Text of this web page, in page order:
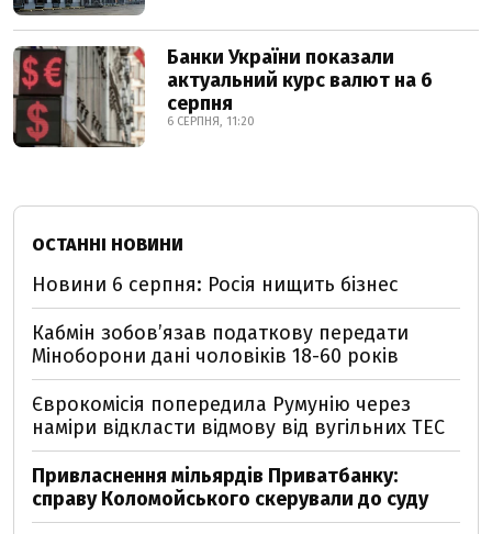
Банки України показали
актуальний курс валют на 6
серпня
6 СЕРПНЯ, 11:20
ОСТАННІ НОВИНИ
Новини 6 серпня: Росія нищить бізнес
Кабмін зобовʼязав податкову передати
Міноборони дані чоловіків 18-60 років
Єврокомісія попередила Румунію через
наміри відкласти відмову від вугільних ТЕС
Привласнення мільярдів Приватбанку:
справу Коломойського скерували до суду